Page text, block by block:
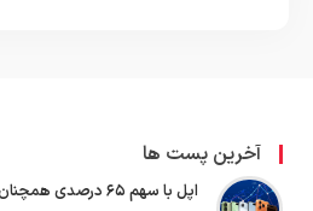
آخرین پست ها